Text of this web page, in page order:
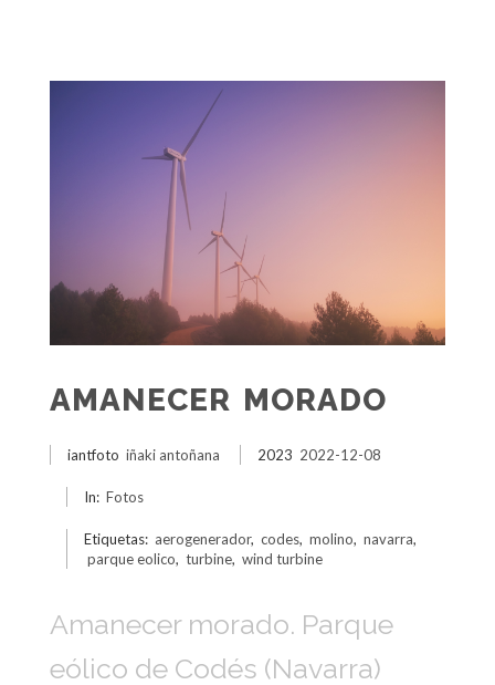
AMANECER MORADO
iantfoto iñaki antoñana 2023 2022-12-08
In: Fotos
Etiquetas: aerogenerador, codes, molino, navarra,
parque eolico, turbine, wind turbine
Amanecer morado. Parque
eólico de Codés (Navarra)